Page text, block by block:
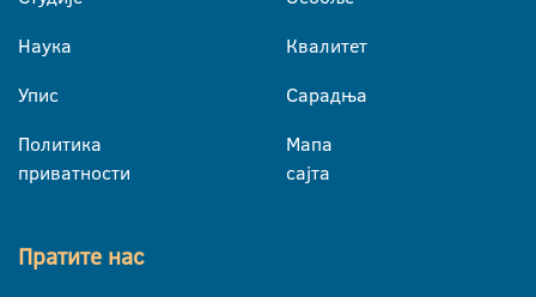
Наука
Упис
Политика
приватности
Квалитет
Сарадња
Мапа
сајта
Пратите нас